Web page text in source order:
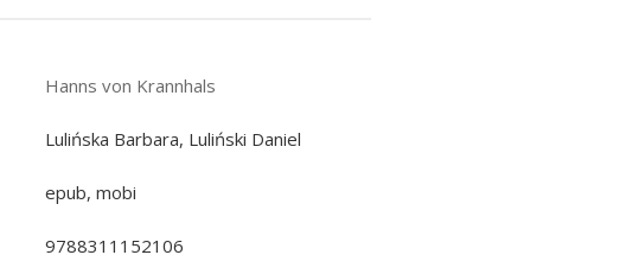
Hanns von Krannhals
Lulińska Barbara, Luliński Daniel
epub, mobi
9788311152106